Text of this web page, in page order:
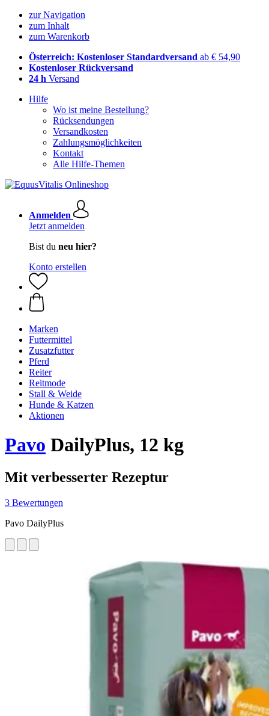
zur Navigation
zum Inhalt
zum Warenkorb
Österreich: Kostenloser Standardversand ab € 54,90
Kostenloser Rückversand
24 h Versand
Hilfe
Wo ist meine Bestellung?
Rücksendungen
Versandkosten
Zahlungsmöglichkeiten
Kontakt
Alle Hilfe-Themen
Anmelden
Jetzt anmelden
Bist du neu hier?
Konto erstellen
Marken
Futtermittel
Zusatzfutter
Pferd
Reiter
Reitmode
Stall & Weide
Hunde & Katzen
Aktionen
Pavo DailyPlus, 12 kg
Mit verbesserter Rezeptur
3 Bewertungen
Pavo DailyPlus